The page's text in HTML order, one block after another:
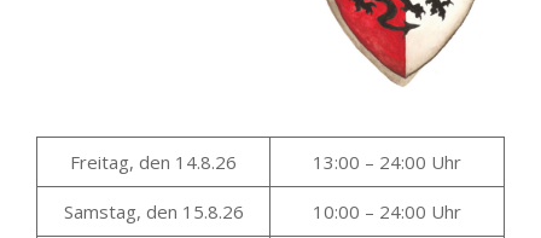
Freitag, den 14.8.26 13:00 – 24:00 Uhr
Samstag, den 15.8.26 10:00 – 24:00 Uhr